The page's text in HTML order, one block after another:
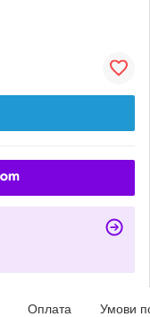
Оплата Умови